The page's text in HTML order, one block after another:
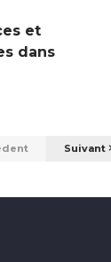
et
dans
Suivant